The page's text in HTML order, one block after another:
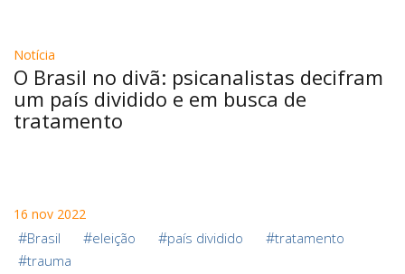
Notícia
O Brasil no divã: psicanalistas decifram
um país dividido e em busca de
tratamento
16 nov 2022
#Brasil #eleição #país dividido #tratamento
#trauma